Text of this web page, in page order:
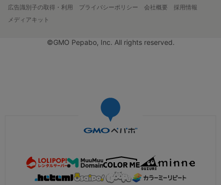
広告識別子の取得・利用
プライバシーポリシー 会社概要
採用情報
メディアキット
©GMO Pepabo, Inc. All rights reserved.